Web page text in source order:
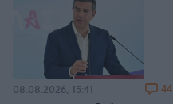
08.08.2026, 15:41 44